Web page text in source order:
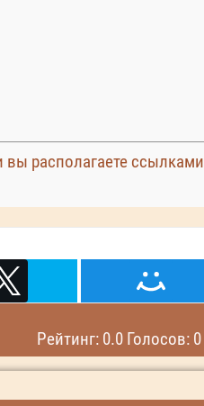
располагаете ссылками
Рейтинг: 0.0 Голосов: 0